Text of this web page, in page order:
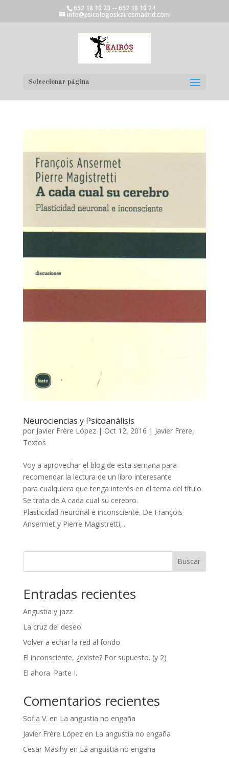
652 18 10 23 -- 652 18 10 24
info@psicologoskairosmadrid.com
Seleccionar página
Neurociencias y Psicoanálisis
por Javier Frère López| Oct 12, 2016 | Javier Frere,
Textos
Voy a aprovechar el blog de esta semana para
recomendar la lectura de un libro interesante
para cualquiera que tenga interés en el tema del título.
Se trata de A cada cual su cerebro.
Plasticidad neuronal e inconsciente. De François
Ansermet y Pierre Magistretti,...
Buscar
Entradas recientes
Angustia y jazz
La cruz del deseo
Volver a echar la red al fondo
El inconsciente, ¿existe? Por supuesto. (y 2)
El ahora. Parte I.
Comentarios recientes
Sofia V. en La angustia no engaña
Javier Frère Lópezen La angustia no engaña
Cesar Masihyen La angustia no engaña